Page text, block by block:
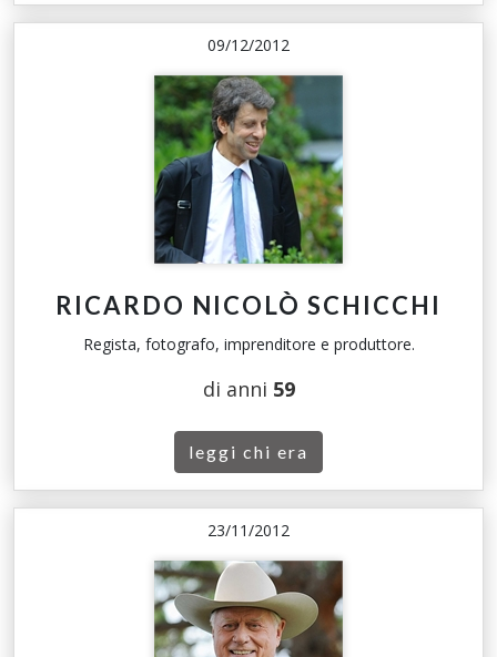
09/12/2012
RICARDO NICOLÒ SCHICCHI
Regista, fotografo, imprenditore e produttore.
di anni 59
leggi chi era
23/11/2012